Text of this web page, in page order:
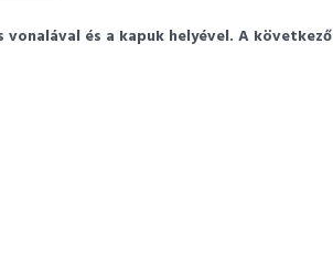
és a kapuk helyével. A következő